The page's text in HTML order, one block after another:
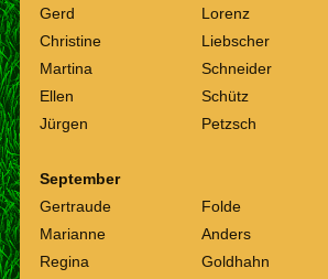
Gerd
Lorenz
Christine
Liebscher
Martina
Schneider
Ellen
Schütz
Jürgen
Petzsch
September
Gertraude
Folde
Marianne
Anders
Regina
Goldhahn